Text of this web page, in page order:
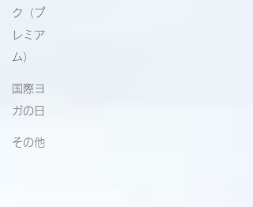
ク（プ
レミア
ム）
国際ヨ
ガの日
その他